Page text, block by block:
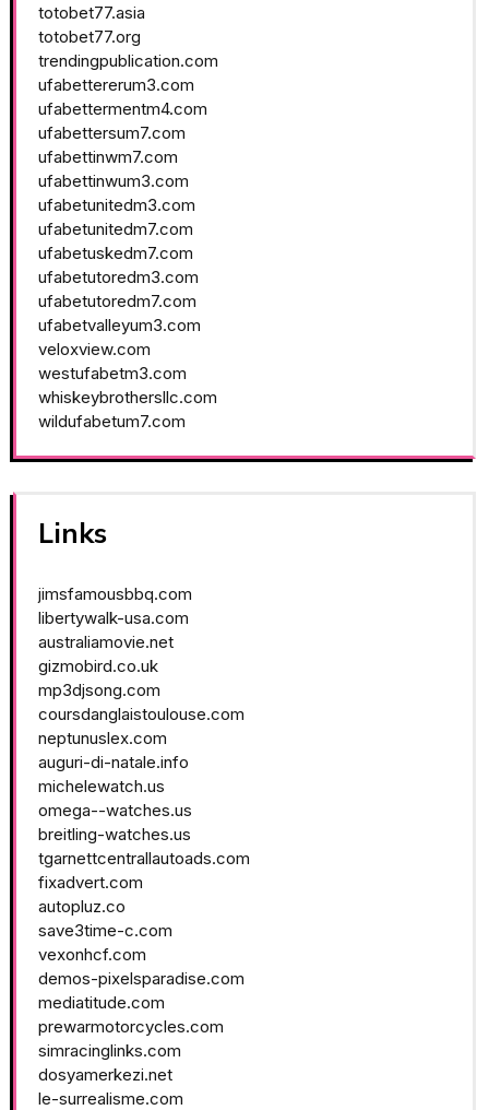
totobet77.asia
totobet77.org
trendingpublication.com
ufabettererum3.com
ufabettermentm4.com
ufabettersum7.com
ufabettinwm7.com
ufabettinwum3.com
ufabetunitedm3.com
ufabetunitedm7.com
ufabetuskedm7.com
ufabetutoredm3.com
ufabetutoredm7.com
ufabetvalleyum3.com
veloxview.com
westufabetm3.com
whiskeybrothersllc.com
wildufabetum7.com
Links
jimsfamousbbq.com
libertywalk-usa.com
australiamovie.net
gizmobird.co.uk
mp3djsong.com
coursdanglaistoulouse.com
neptunuslex.com
auguri-di-natale.info
michelewatch.us
omega--watches.us
breitling-watches.us
tgarnettcentrallautoads.com
fixadvert.com
autopluz.co
save3time-c.com
vexonhcf.com
demos-pixelsparadise.com
mediatitude.com
prewarmotorcycles.com
simracinglinks.com
dosyamerkezi.net
le-surrealisme.com